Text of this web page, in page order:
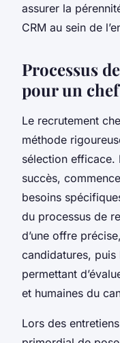
assurer la
CRM au sein de
Processus
pour un
Le recrutement
méthode
sélection efficace.
succès,
besoins
du processus de
d’une offre
candidatures, puis
permettant
et humaines du
Lors des